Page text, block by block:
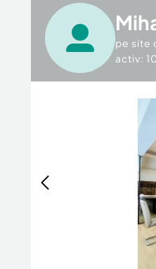
pe site
activ: